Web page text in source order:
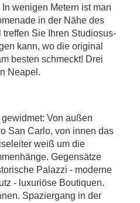
wenigen Metern ist man
in der Nähe des
treffen Sie Ihren Studiosus-
kann, wo die original
besten schmeckt! Drei
Neapel.
Von außen
San Carlo, von innen das
weiß um die
Gegensätze
Palazzi - moderne
- luxuriöse Boutiquen.
Spaziergang in der